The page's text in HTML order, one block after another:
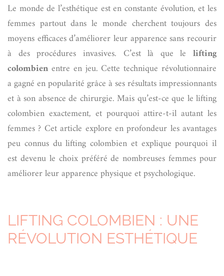
Le monde de l’esthétique est en constante évolution, et les
femmes partout dans le monde cherchent toujours des
moyens efficaces d’améliorer leur apparence sans recourir
à des procédures invasives. C’est là que le lifting
colombienentre en jeu. Cette technique révolutionnaire
a gagné en popularité grâce à ses résultats impressionnants
et à son absence de chirurgie. Mais qu’est-ce que le lifting
colombien exactement, et pourquoi attire-t-il autant les
femmes ? Cet article explore en profondeur les avantages
peu connus du lifting colombien et explique pourquoi il
est devenu le choix préféré de nombreuses femmes pour
améliorer leur apparence physique et psychologique.
LIFTING COLOMBIEN : UNE
RÉVOLUTION ESTHÉTIQUE